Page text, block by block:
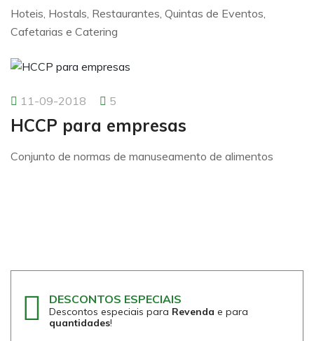
Hoteis, Hostals, Restaurantes, Quintas de Eventos,
Cafetarias e Catering
11-09-2018 5
HCCP para empresas
Conjunto de normas de manuseamento de alimentos
DESCONTOS ESPECIAIS
Descontos especiais para Revenda e para
quantidades!